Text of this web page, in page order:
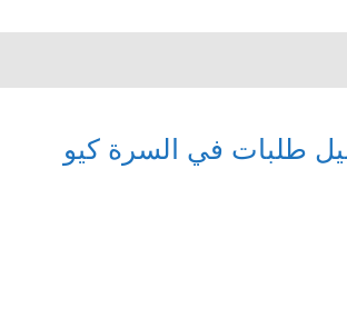
طلبات في السرة كيو